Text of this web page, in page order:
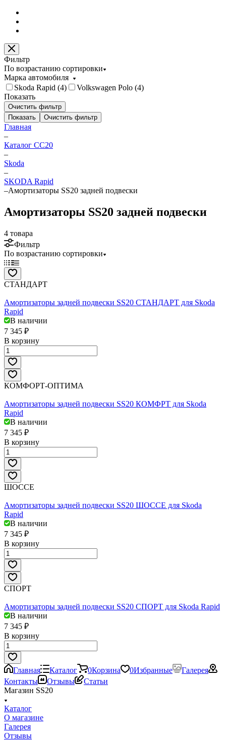
Фильтр
По возрастанию сортировки
Марка автомобиля
Skoda Rapid (4) Volkswagen Polo (4)
Показать
Очистить фильтр
Показать
Очистить фильтр
Главная
–
Каталог CC20
–
Skoda
–
SKODA Rapid
–Амортизаторы SS20 задней подвески
Амортизаторы SS20 задней подвески
4 товара
Фильтр
По возрастанию сортировки
СТАНДАРТ
Амортизаторы задней подвески SS20 СТАНДАРТ для Skoda
Rapid
В наличии
7 345 ₽
В корзину
КОМФОРТ-ОПТИМА
Амортизаторы задней подвески SS20 КОМФРТ для Skoda
Rapid
В наличии
7 345 ₽
В корзину
ШОССЕ
Амортизаторы задней подвески SS20 ШОССЕ для Skoda
Rapid
В наличии
7 345 ₽
В корзину
СПОРТ
Амортизаторы задней подвески SS20 СПОРТ для Skoda Rapid
В наличии
7 345 ₽
В корзину
Главная Каталог 0Корзина 0Избранные
Галерея
Контакты
Отзывы
Статьи
Магазин SS20
Каталог
О магазине
Галерея
Отзывы